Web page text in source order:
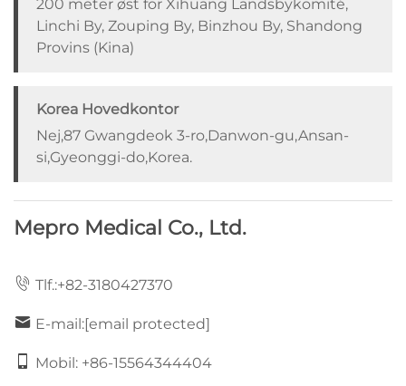
200 meter øst for Xihuang Landsbykomité,
Linchi By, Zouping By, Binzhou By, Shandong
Provins (Kina)
Korea Hovedkontor
Nej,87 Gwangdeok 3-ro,Danwon-gu,Ansan-
si,Gyeonggi-do,Korea.
Mepro Medical Co., Ltd.
Tlf.:+82-3180427370
E-mail:[email protected]
Mobil: +86-15564344404